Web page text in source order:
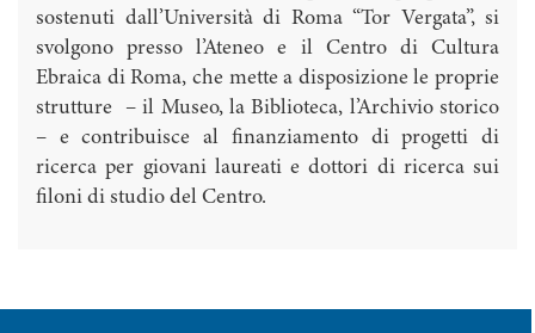
sostenuti dall’Università di Roma “Tor Vergata”, si
svolgono presso l’Ateneo e il Centro di Cultura
Ebraica di Roma, che mette a disposizione le proprie
strutture – il Museo, la Biblioteca, l’Archivio storico
– e contribuisce al finanziamento di progetti di
ricerca per giovani laureati e dottori di ricerca sui
filoni di studio del Centro.